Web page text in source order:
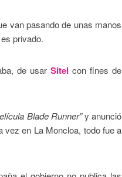
van pasando de unas manos
privado.
de usarSitel con fines de
Blade Runner”y anunció
vez en La Moncloa, todo fue a